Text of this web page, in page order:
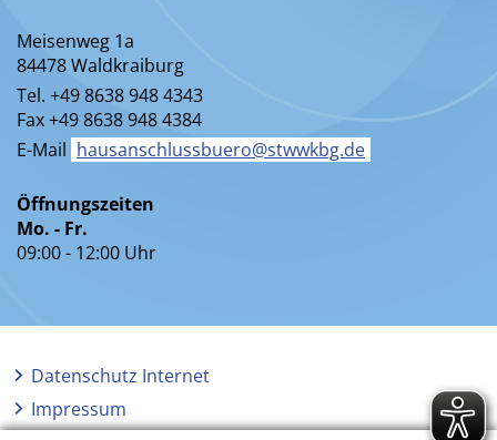
Meisenweg 1a
84478 Waldkraiburg
Tel. +49 8638 948 4343
Fax +49 8638 948 4384
E-Mail hausanschlussbuero@stwwkbg.de
Öffnungszeiten
Mo. - Fr.
09:00 - 12:00 Uhr
Datenschutz Internet
Impressum